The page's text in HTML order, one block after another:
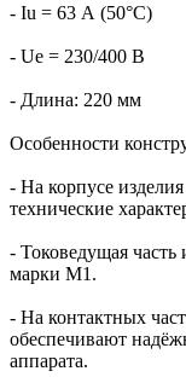
- Iu = 63 А (50°С)
- Ue = 230/400 В
- Длина: 220 мм
Особенности
- На корпусе
технические
- Токоведущая часть
марки М1.
- На контактных
обеспечивают
аппарата.